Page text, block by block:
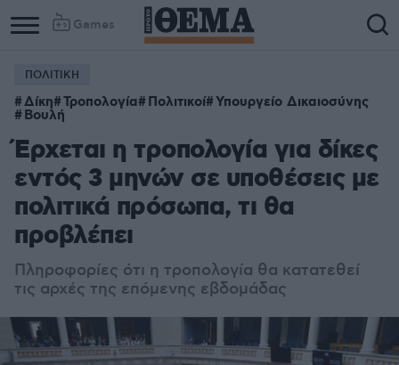
Games
ΠΟΛΙΤΙΚΗ
Δίκη Τροπολογία Πολιτικοί Υπουργείο Δικαιοσύνης
Βουλή
Έρχεται η τροπολογία για δίκες
εντός 3 μηνών σε υποθέσεις με
πολιτικά πρόσωπα, τι θα
προβλέπει
Πληροφορίες ότι η τροπολογία θα κατατεθεί
τις αρχές της επόμενης εβδομάδας